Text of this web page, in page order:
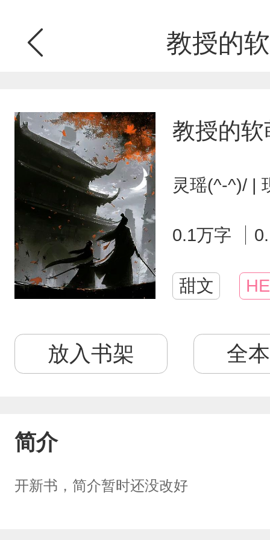
教授的
教授的
灵瑶(^-^)/ |
0.1万字
甜文 HE
放入书架 全
简介
开新书，简介暂时还没改好